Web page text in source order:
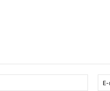
Nome:*